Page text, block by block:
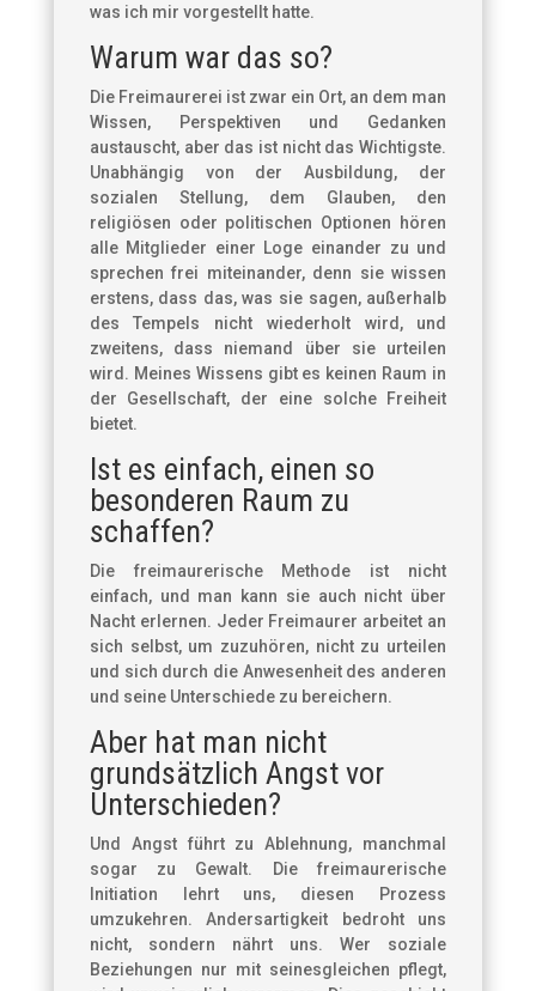
was ich mir vorgestellt hatte.
Warum war das so?
Die Freimaurerei ist zwar ein Ort, an dem man
Wissen, Perspektiven und Gedanken
austauscht, aber das ist nicht das Wichtigste.
Unabhängig von der Ausbildung, der
sozialen Stellung, dem Glauben, den
religiösen oder politischen Optionen hören
alle Mitglieder einer Loge einander zu und
sprechen frei miteinander, denn sie wissen
erstens, dass das, was sie sagen, außerhalb
des Tempels nicht wiederholt wird, und
zweitens, dass niemand über sie urteilen
wird. Meines Wissens gibt es keinen Raum in
der Gesellschaft, der eine solche Freiheit
bietet.
Ist es einfach, einen so
besonderen Raum zu
schaffen?
Die freimaurerische Methode ist nicht
einfach, und man kann sie auch nicht über
Nacht erlernen. Jeder Freimaurer arbeitet an
sich selbst, um zuzuhören, nicht zu urteilen
und sich durch die Anwesenheit des anderen
und seine Unterschiede zu bereichern.
Aber hat man nicht
grundsätzlich Angst vor
Unterschieden?
Und Angst führt zu Ablehnung, manchmal
sogar zu Gewalt. Die freimaurerische
Initiation lehrt uns, diesen Prozess
umzukehren. Andersartigkeit bedroht uns
nicht, sondern nährt uns. Wer soziale
Beziehungen nur mit seinesgleichen pflegt,